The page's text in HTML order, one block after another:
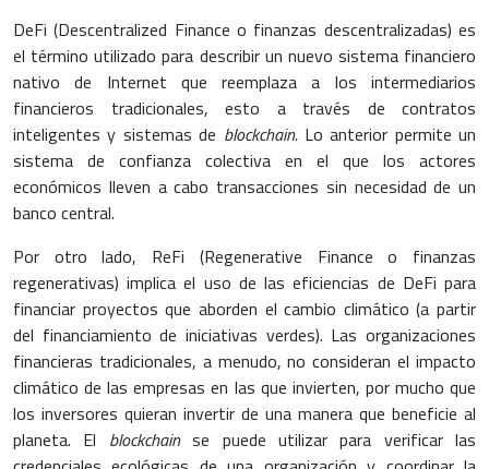
DeFi (Descentralized Finance o finanzas descentralizadas) es
el término utilizado para describir un nuevo sistema financiero
nativo de Internet que reemplaza a los intermediarios
financieros tradicionales, esto a través de contratos
inteligentes y sistemas de blockchain.Lo anterior permite un
sistema de confianza colectiva en el que los actores
económicos lleven a cabo transacciones sin necesidad de un
banco central.
Por otro lado, ReFi (Regenerative Finance o finanzas
regenerativas) implica el uso de las eficiencias de DeFi para
financiar proyectos que aborden el cambio climático (a partir
del financiamiento de iniciativas verdes). Las organizaciones
financieras tradicionales, a menudo, no consideran el impacto
climático de las empresas en las que invierten, por mucho que
los inversores quieran invertir de una manera que beneficie al
planeta. El blockchainse puede utilizar para verificar las